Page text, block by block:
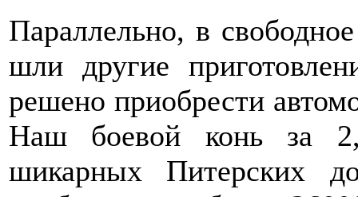
Параллельно, в
шли другие
решено приобрести
Наш боевой конь за
шикарных Питерских